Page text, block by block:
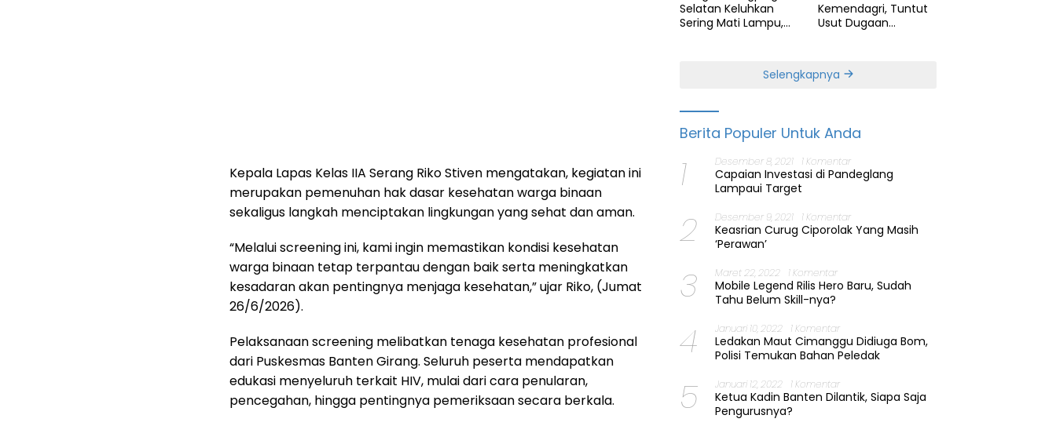
Kepala Lapas Kelas IIA Serang Riko Stiven mengatakan, kegiatan ini
merupakan pemenuhan hak dasar kesehatan warga binaan
sekaligus langkah menciptakan lingkungan yang sehat dan aman.
“Melalui screening ini, kami ingin memastikan kondisi kesehatan
warga binaan tetap terpantau dengan baik serta meningkatkan
kesadaran akan pentingnya menjaga kesehatan,” ujar Riko, (Jumat
26/6/2026).
Pelaksanaan screening melibatkan tenaga kesehatan profesional
dari Puskesmas Banten Girang. Seluruh peserta mendapatkan
edukasi menyeluruh terkait HIV, mulai dari cara penularan,
pencegahan, hingga pentingnya pemeriksaan secara berkala.
Selatan Keluhkan
Sering Mati Lampu,
Kemendagri, Tuntut
Usut Dugaan
Selengkapnya
Berita Populer Untuk Anda
1 Desember 8, 2021 1 Komentar
Capaian Investasi di Pandeglang
Lampaui Target
2 Desember 9, 2021 1 Komentar
Keasrian Curug Ciporolak Yang Masih
‘Perawan’
3 Maret 22, 2022 1 Komentar
Mobile Legend Rilis Hero Baru, Sudah
Tahu Belum Skill-nya?
4 Januari 10, 2022 1 Komentar
Ledakan Maut Cimanggu Didiuga Bom,
Polisi Temukan Bahan Peledak
5 Januari 12, 2022 1 Komentar
Ketua Kadin Banten Dilantik, Siapa Saja
Pengurusnya?